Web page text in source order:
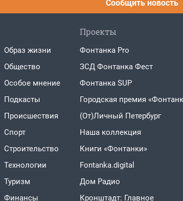
Сообщить новость
Образ жизни
Общество
Особое мнение
Подкасты
Проиcшествия
Спорт
Строительство
Технологии
Туризм
Финансы
Проекты
Фонтанка Pro
ЗСД Фонтанка Фест
Фонтанка SUP
Городская премия
(От)Личный Петербург
Наша коллекция
Книги «Фонтанки»
Fontanka.digital
Дом Радио
Кронштадт: Главное